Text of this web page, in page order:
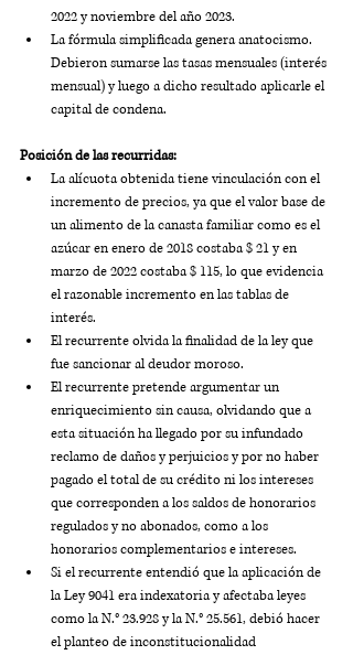
2022 y noviembre del año 2023.
La fórmula simplificada genera anatocismo.
Debieron sumarse las tasas mensuales (interés
mensual) y luego a dicho resultado aplicarle el
capital de condena.
Posición de las recurridas:
La alícuota obtenida tiene vinculación con el
incremento de precios, ya que el valor base de
un alimento de la canasta familiar como es el
azúcar en enero de 2018 costaba $ 21 y en
marzo de 2022 costaba $ 115, lo que evidencia
el razonable incremento en las tablas de
interés.
El recurrente olvida la finalidad de la ley que
fue sancionar al deudor moroso.
El recurrente pretende argumentar un
enriquecimiento sin causa, olvidando que a
esta situación ha llegado por su infundado
reclamo de daños y perjuicios y por no haber
pagado el total de su crédito ni los intereses
que corresponden a los saldos de honorarios
regulados y no abonados, como a los
honorarios complementarios e intereses.
Si el recurrente entendió que la aplicación de
la Ley 9041 era indexatoria y afectaba leyes
como la N.° 23.928 y la N.° 25.561, debió hacer
el planteo de inconstitucionalidad